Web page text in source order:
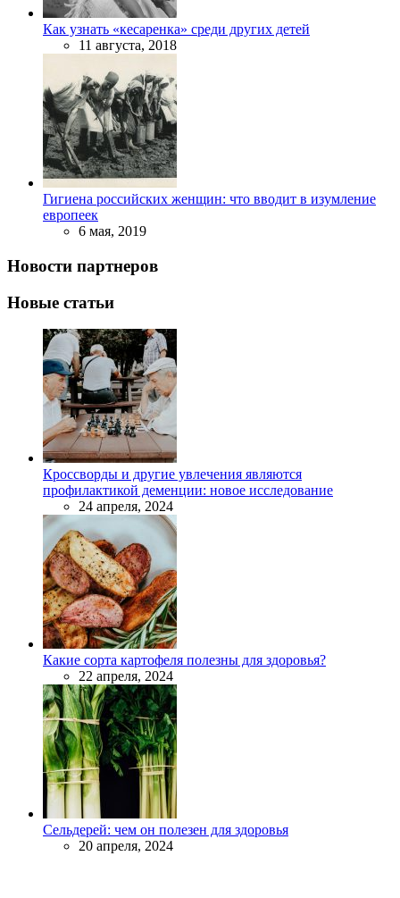
Как узнать «кесаренка» среди других детей
11 августа, 2018
Гигиена российских женщин: что вводит в изумление
европеек
6 мая, 2019
Новости партнеров
Новые статьи
Кроссворды и другие увлечения являются
профилактикой деменции: новое исследование
24 апреля, 2024
Какие сорта картофеля полезны для здоровья?
22 апреля, 2024
Сельдерей: чем он полезен для здоровья
20 апреля, 2024